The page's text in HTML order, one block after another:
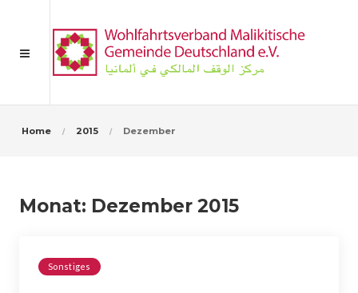
Home 2015 Dezember
Monat: Dezember 2015
Sonstiges